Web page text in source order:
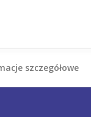
szczegółowe